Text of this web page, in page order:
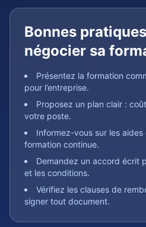
Bonnes
négocier sa
Présentez la formation
pour l’entreprise.
Proposez un plan clair :
votre poste.
Informez-vous sur les aides
formation continue.
Demandez un accord écrit
et les conditions.
Vérifiez les clauses de
signer tout document.